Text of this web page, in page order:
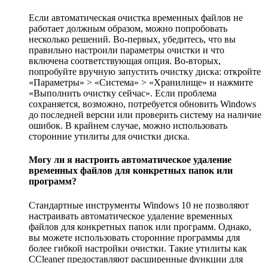
Если автоматическая очистка временных файлов не
работает должным образом, можно попробовать
несколько решений. Во-первых, убедитесь, что вы
правильно настроили параметры очистки и что
включена соответствующая опция. Во-вторых,
попробуйте вручную запустить очистку диска: откройте
«Параметры» > «Система» > «Хранилище» и нажмите
«Выполнить очистку сейчас». Если проблема
сохраняется, возможно, потребуется обновить Windows
до последней версии или проверить систему на наличие
ошибок. В крайнем случае, можно использовать
сторонние утилиты для очистки диска.
Могу ли я настроить автоматическое удаление
временных файлов для конкретных папок или
программ?
Стандартные инструменты Windows 10 не позволяют
настраивать автоматическое удаление временных
файлов для конкретных папок или программ. Однако,
вы можете использовать сторонние программы для
более гибкой настройки очистки. Такие утилиты как
CCleaner предоставляют расширенные функции для